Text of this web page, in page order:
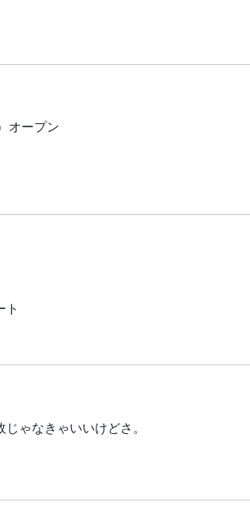
オープン
ト
ゃなきゃいいけどさ。